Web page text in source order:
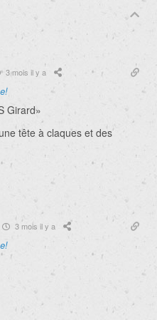
3 mois il y a
Girard»
tête à claques et des
3 mois il y a